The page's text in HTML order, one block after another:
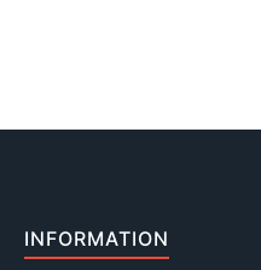
INFORMATION